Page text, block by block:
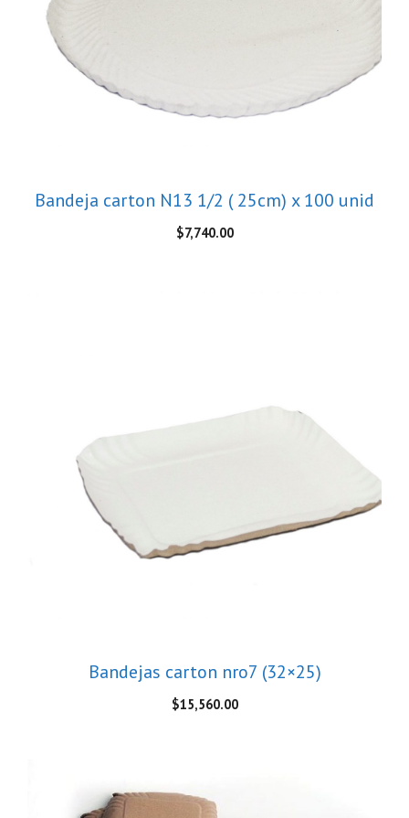
Bandeja carton N13 1/2 ( 25cm) x 100 unid
$7,740.00
Bandejas carton nro7 (32×25)
$15,560.00